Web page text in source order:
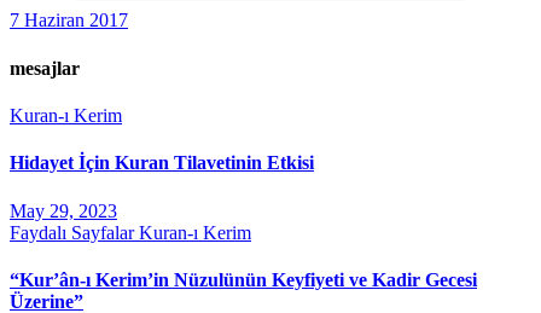
7 Haziran 2017
mesajlar
Kuran-ı Kerim
Hidayet İçin Kuran Tilavetinin Etkisi
May 29, 2023
Faydalı SayfalarKuran-ı Kerim
“Kur’ân-ı Kerim’in Nüzulünün Keyfiyeti ve Kadir Gecesi
Üzerine”